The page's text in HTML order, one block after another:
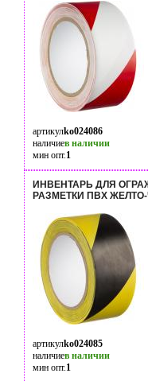
артикулko024086
наличиев наличии
мин опт.1
ИНВЕНТАРЬ ДЛЯ
РАЗМЕТКИ ПВХ
артикулko024085
наличиев наличии
мин опт.1